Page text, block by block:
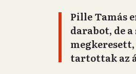
Pille Tamás
darabot, de
tartottak az